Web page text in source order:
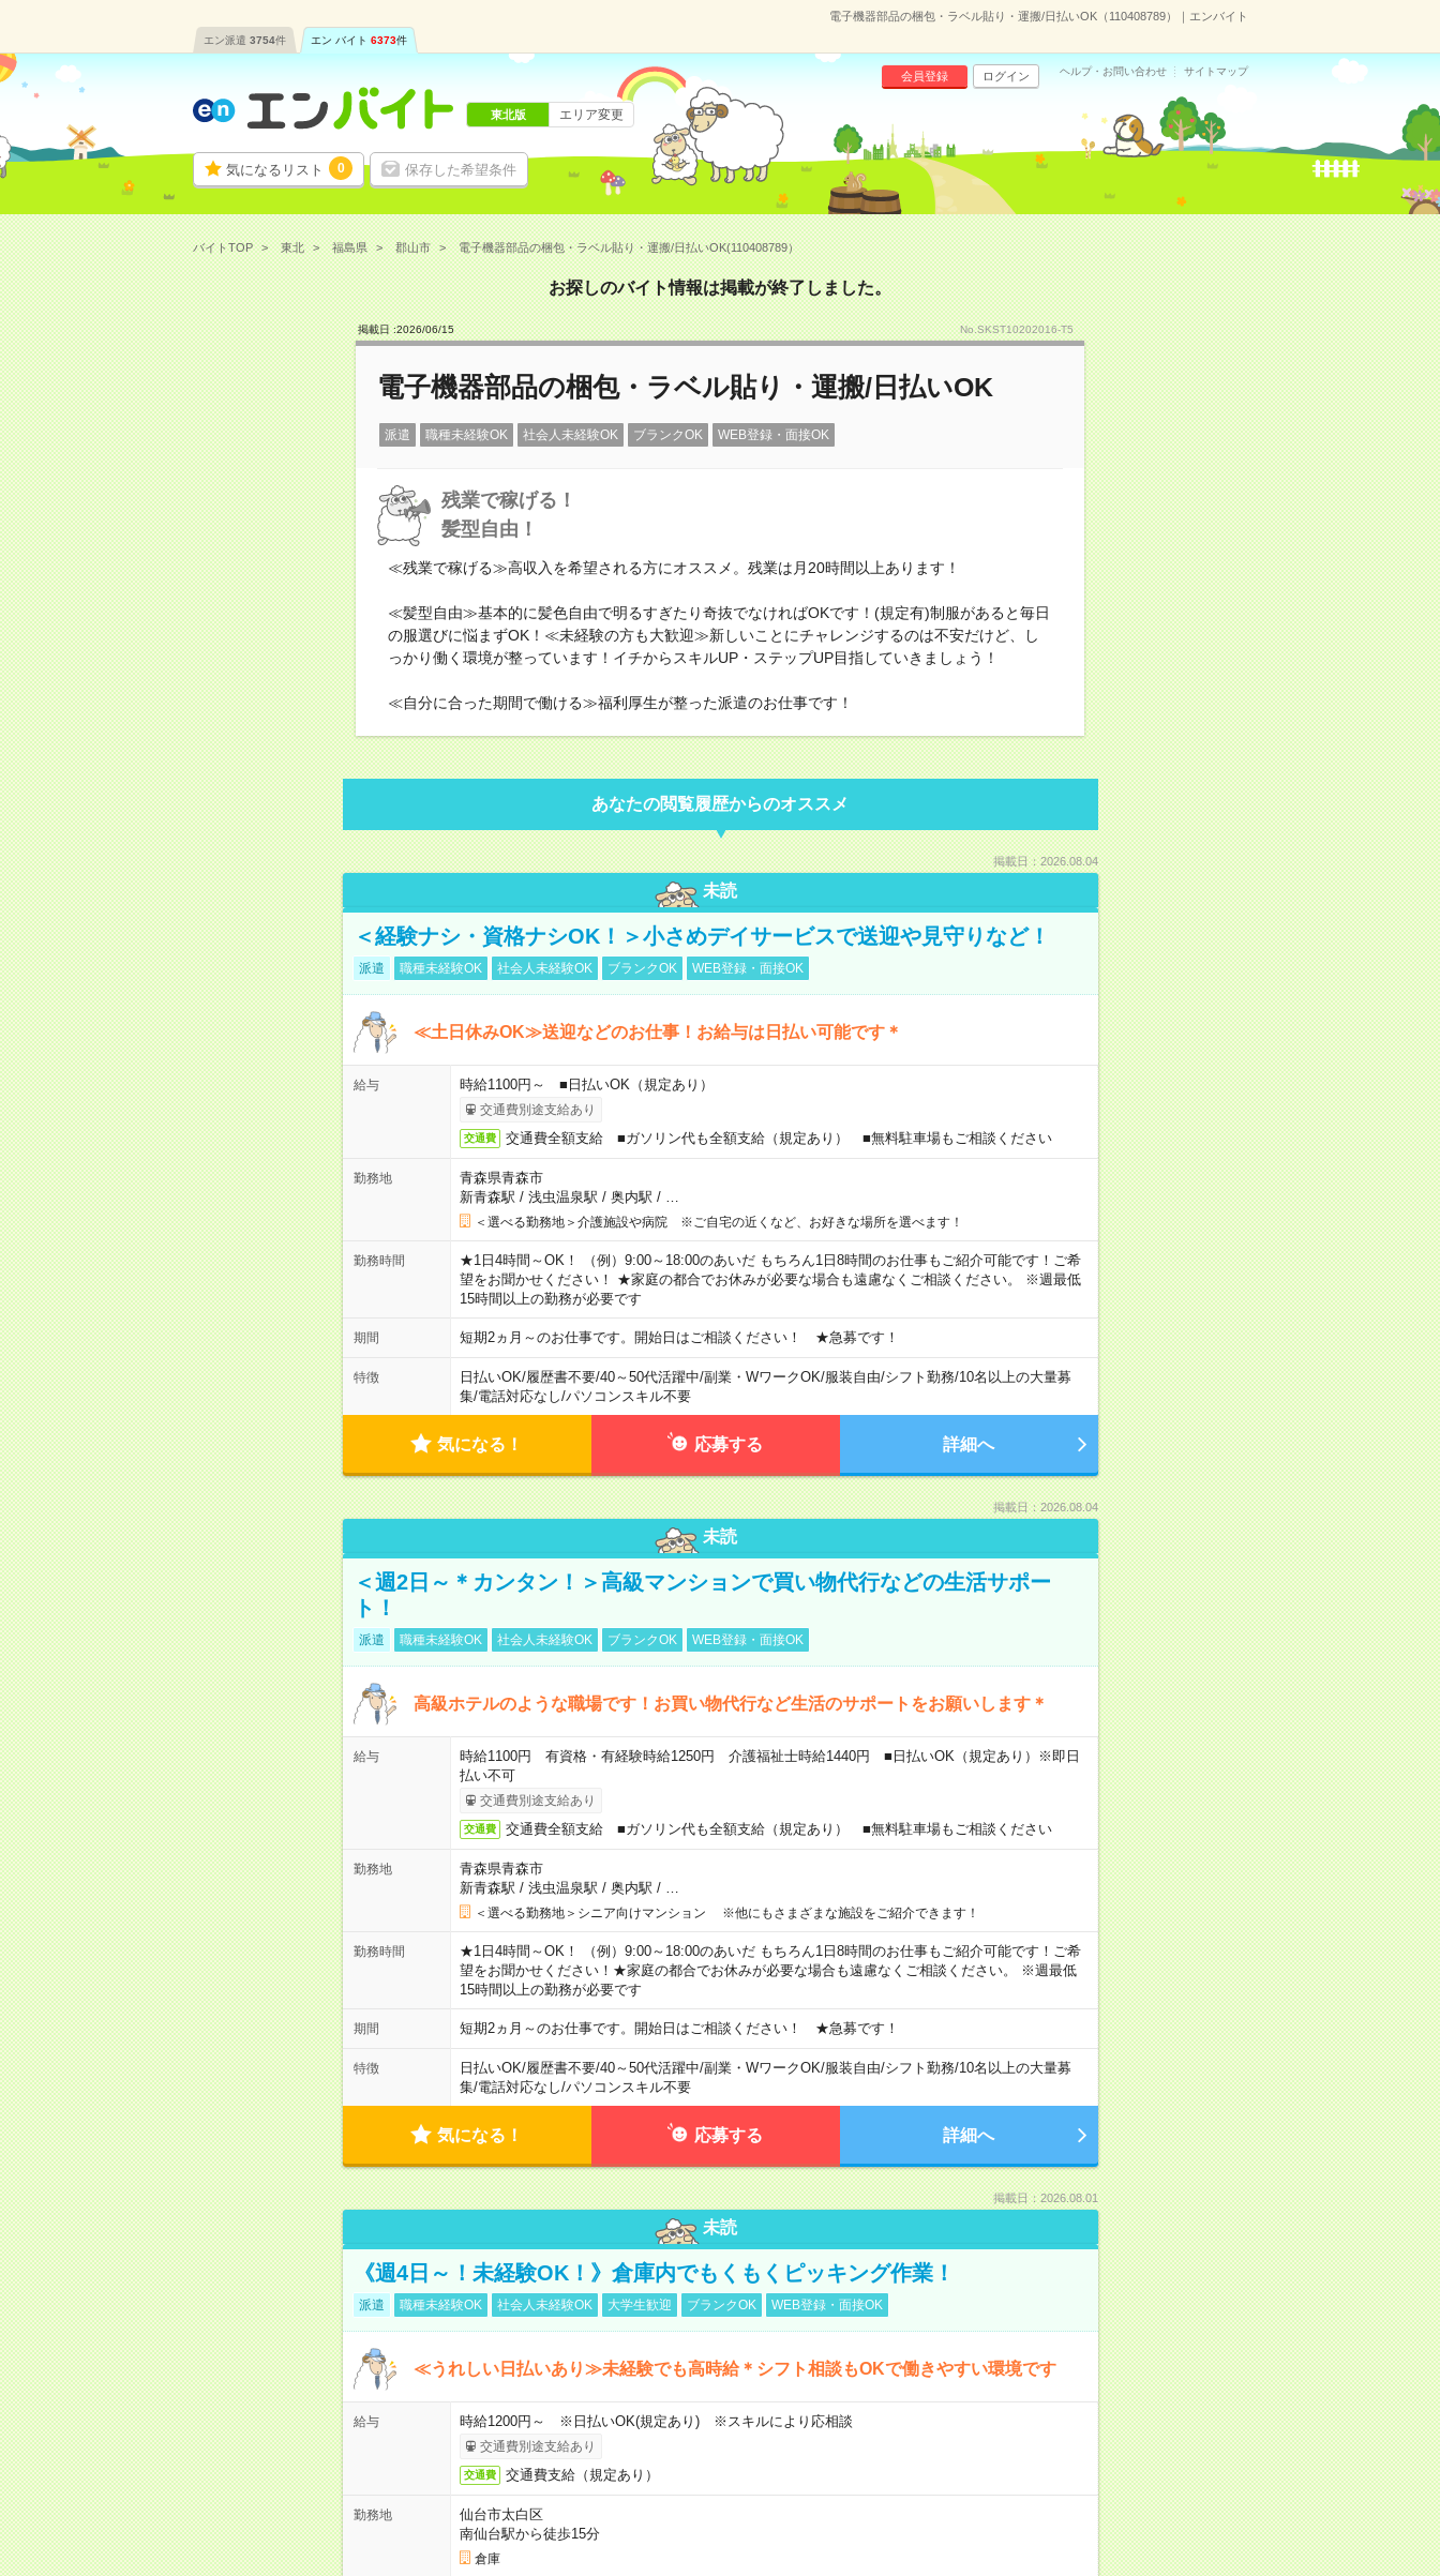
電子機器部品の梱包・ラベル貼り・運搬/日払いOK（110408789）｜エンバイト
エン派遣 3754件 エン バイト 6373件
気になるリスト 0 保存した希望条件
会員登録 ログイン ヘルプ・お問い合わせ サイトマップ
東北版 エリア変更
バイトTOP 東北 福島県 郡山市 電子機器部品の梱包・ラベル貼り・運搬/日払いOK(110408789）
お探しのバイト情報は掲載が終了しました。
掲載日 :2026/06/15 No.SKST10202016-T5
電子機器部品の梱包・ラベル貼り・運搬/日払いOK
派遣 職種未経験OK 社会人未経験OK ブランクOK WEB登録・面接OK
残業で稼げる！
髪型自由！
≪残業で稼げる≫高収入を希望される方にオススメ。残業は月20時間以上あります！
≪髪型自由≫基本的に髪色自由で明るすぎたり奇抜でなければOKです！(規定有)制服があると毎日
の服選びに悩まずOK！≪未経験の方も大歓迎≫新しいことにチャレンジするのは不安だけど、し
っかり働く環境が整っています！イチからスキルUP・ステップUP目指していきましょう！
≪自分に合った期間で働ける≫福利厚生が整った派遣のお仕事です！
あなたの閲覧履歴からのオススメ
掲載日：2026.08.04
未読
＜経験ナシ・資格ナシOK！＞小さめデイサービスで送迎や見守りなど！
派遣 職種未経験OK 社会人未経験OK ブランクOK WEB登録・面接OK
≪土日休みOK≫送迎などのお仕事！お給与は日払い可能です＊
給与 時給1100円～ ■日払いOK（規定あり）
交通費別途支給あり
交通費 交通費全額支給 ■ガソリン代も全額支給（規定あり） ■無料駐車場もご相談ください
勤務地
青森県青森市
新青森駅 / 浅虫温泉駅 / 奥内駅 /
＜選べる勤務地＞介護施設や病院 ※ご自宅の近くなど、お好きな場所を選べます！
勤務時間
★1日4時間～OK！ （例）9:00～18:00のあいだ もちろん1日8時間のお仕事もご紹介可能です！ご希
望をお聞かせください！ ★家庭の都合でお休みが必要な場合も遠慮なくご相談ください。 ※週最低
15時間以上の勤務が必要です
期間 短期2ヵ月～のお仕事です。開始日はご相談ください！ ★急募です！
特徴 日払いOK/履歴書不要/40～50代活躍中/副業・WワークOK/服装自由/シフト勤務/10名以上の大量募
集/電話対応なし/パソコンスキル不要
気になる！ 応募する 詳細へ
掲載日：2026.08.04
未読
＜週2日～＊カンタン！＞高級マンションで買い物代行などの生活サポー
ト！
派遣 職種未経験OK 社会人未経験OK ブランクOK WEB登録・面接OK
高級ホテルのような職場です！お買い物代行など生活のサポートをお願いします＊
給与
時給1100円 有資格・有経験時給1250円 介護福祉士時給1440円 ■日払いOK（規定あり）※即日
払い不可
交通費別途支給あり
交通費 交通費全額支給 ■ガソリン代も全額支給（規定あり） ■無料駐車場もご相談ください
勤務地
青森県青森市
新青森駅 / 浅虫温泉駅 / 奥内駅 /
＜選べる勤務地＞シニア向けマンション ※他にもさまざまな施設をご紹介できます！
勤務時間
★1日4時間～OK！ （例）9:00～18:00のあいだ もちろん1日8時間のお仕事もご紹介可能です！ご希
望をお聞かせください！★家庭の都合でお休みが必要な場合も遠慮なくご相談ください。 ※週最低
15時間以上の勤務が必要です
期間 短期2ヵ月～のお仕事です。開始日はご相談ください！ ★急募です！
特徴 日払いOK/履歴書不要/40～50代活躍中/副業・WワークOK/服装自由/シフト勤務/10名以上の大量募
集/電話対応なし/パソコンスキル不要
気になる！ 応募する 詳細へ
掲載日：2026.08.01
未読
《週4日～！未経験OK！》倉庫内でもくもくピッキング作業！
派遣 職種未経験OK 社会人未経験OK 大学生歓迎 ブランクOK WEB登録・面接OK
≪うれしい日払いあり≫未経験でも高時給＊シフト相談もOKで働きやすい環境です
給与 時給1200円～ ※日払いOK(規定あり) ※スキルにより応相談
交通費別途支給あり
交通費 交通費支給（規定あり）
勤務地
仙台市太白区
南仙台駅から徒歩15分
倉庫